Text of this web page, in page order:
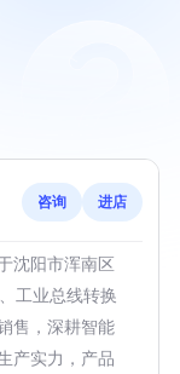
咨询 进店
沈阳市浑南区
工业总线转换
售，深耕智能
产实力，产品